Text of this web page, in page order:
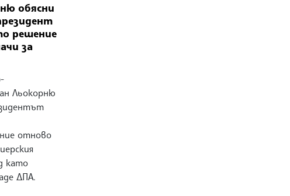
обясни
решение
за
Льокорню
отново
като
ДПА.